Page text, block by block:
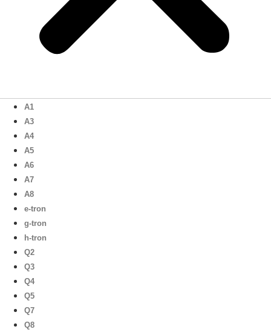
A1
A3
A4
A5
A6
A7
A8
e-tron
g-tron
h-tron
Q2
Q3
Q4
Q5
Q7
Q8